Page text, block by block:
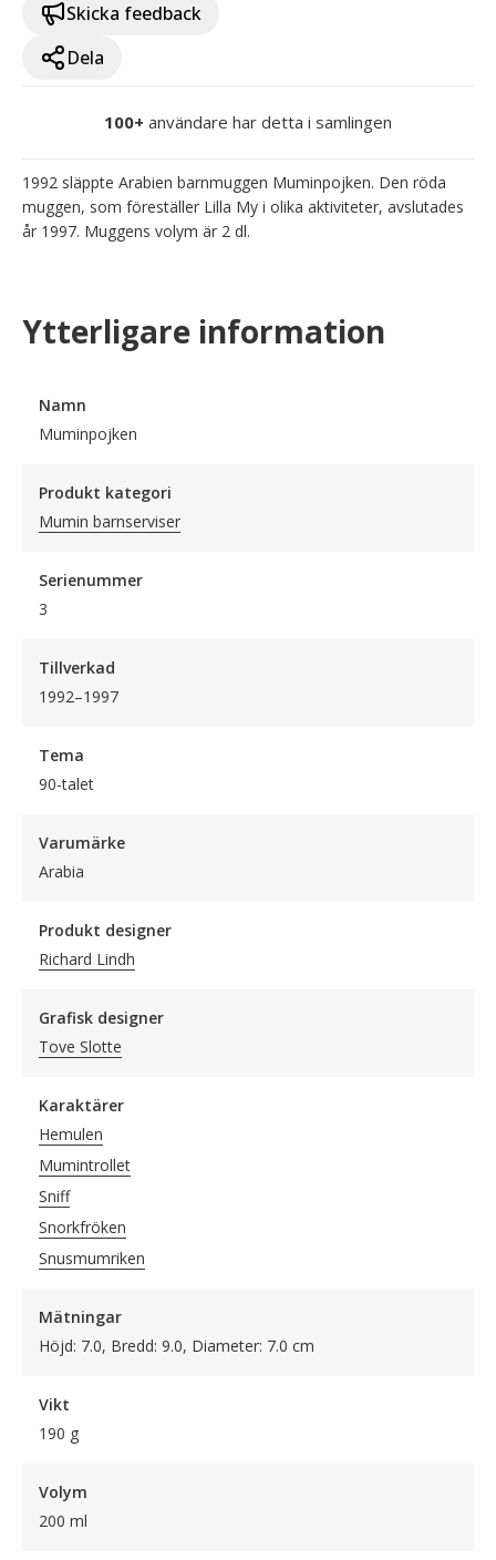
Skicka feedback
Dela
100+ användare har detta i samlingen
1992 släppte Arabien barnmuggen Muminpojken. Den röda
muggen, som föreställer Lilla My i olika aktiviteter, avslutades
år 1997. Muggens volym är 2 dl.
Ytterligare information
Namn
Muminpojken
Produkt kategori
Mumin barnserviser
Serienummer
3
Tillverkad
1992–1997
Tema
90-talet
Varumärke
Arabia
Produkt designer
Richard Lindh
Grafisk designer
Tove Slotte
Karaktärer
Hemulen
Mumintrollet
Sniff
Snorkfröken
Snusmumriken
Mätningar
Höjd: 7.0, Bredd: 9.0, Diameter: 7.0 cm
Vikt
190 g
Volym
200 ml